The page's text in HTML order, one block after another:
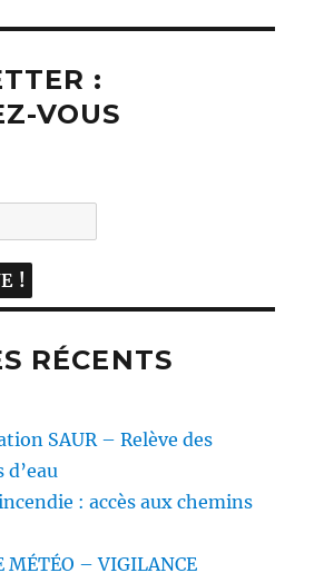
:
VOUS
RÉCENTS
SAUR – Relève des
: accès aux chemins
MÉTÉO – VIGILANCE